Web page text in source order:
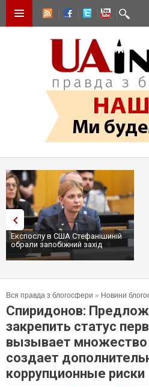
Експослу в США Стефанішиній
обрали запобіжний захід
Вся правда з блогосфери » Новини
Спиридонов:
закрепить статус
вызывает множество
создает
коррупционные риски